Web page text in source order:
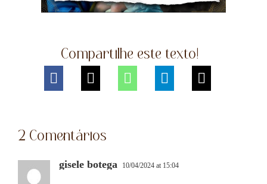
Compartilhe este texto!
2 Comentários
gisele botega 10/04/2024 at 15:04